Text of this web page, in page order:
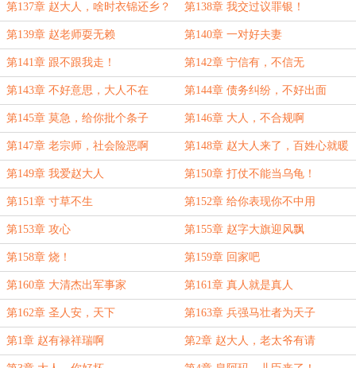
第137章 赵大人，啥时衣锦还乡？ 第138章 我交过议罪银！
第139章 赵老师耍无赖 第140章 一对好夫妻
第141章 跟不跟我走！ 第142章 宁信有，不信无
第143章 不好意思，大人不在 第144章 债务纠纷，不好出面
第145章 莫急，给你批个条子 第146章 大人，不合规啊
第147章 老宗师，社会险恶啊 第148章 赵大人来了，百姓心就暖
了
第149章 我爱赵大人 第150章 打仗不能当乌龟！
第151章 寸草不生 第152章 给你表现你不中用
第153章 攻心 第155章 赵字大旗迎风飘
第158章 烧！ 第159章 回家吧
第160章 大清杰出军事家 第161章 真人就是真人
第162章 圣人安，天下 第163章 兵强马壮者为天子
第1章 赵有禄祥瑞啊 第2章 赵大人，老太爷有请